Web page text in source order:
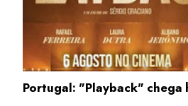
Portugal: "Playback" chega